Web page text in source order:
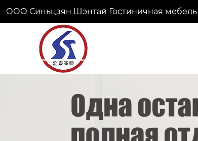
ООО Синьцзян Шэнтай Гостиничная мебель